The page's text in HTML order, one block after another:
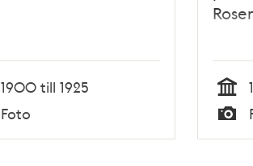
1900 till 1925
Foto Tid
Typ